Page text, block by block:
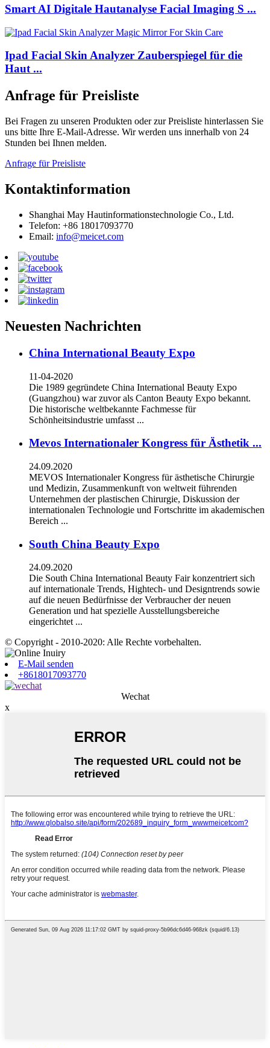
Smart AI Digitale Hautanalyse Facial Imaging S ...
Ipad Facial Skin Analyzer Zauberspiegel für die
Haut ...
Anfrage für Preisliste
Bei Fragen zu unseren Produkten oder zur Preisliste hinterlassen Sie
uns bitte Ihre E-Mail-Adresse. Wir werden uns innerhalb von 24
Stunden bei Ihnen melden.
Anfrage für Preisliste
Kontaktinformation
Shanghai May Hautinformationstechnologie Co., Ltd.
Telefon: +86 18017093770
Email: info@meicet.com
Neuesten Nachrichten
China International Beauty Expo
11-04-2020
Die 1989 gegründete China International Beauty Expo
(Guangzhou) war zuvor als Canton Beauty Expo bekannt.
Die historische weltbekannte Fachmesse für
Schönheitsindustrie umfasst ...
Mevos Internationaler Kongress für Ästhetik ...
24.09.2020
MEVOS Internationaler Kongress für ästhetische Chirurgie
und Medizin, Zusammenkunft von weltweit führenden
Unternehmen der plastischen Chirurgie, Diskussion der
internationalen Technologie und Fortschritte im akademischen
Bereich ...
South China Beauty Expo
24.09.2020
Die South China International Beauty Fair konzentriert sich
auf internationale Trends, Hightech- und Designtrends sowie
auf die neuen Bedürfnisse der Verbraucher der neuen
Generation und hat spezielle Ausstellungsbereiche
eingerichtet ...
© Copyright - 2010-2020: Alle Rechte vorbehalten.
E-Mail senden
+8618017093770
Wechat
x